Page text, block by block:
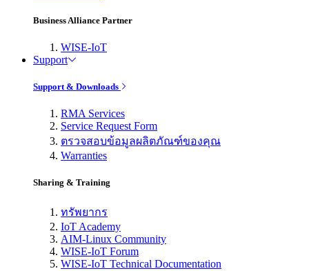
Business Alliance Partner
WISE-IoT
Support
Support & Downloads
RMA Services
Service Request Form
ตรวจสอบข้อมูลผลิตภัณฑ์ของคุณ
Warranties
Sharing & Training
ทรัพยากร
IoT Academy
AIM-Linux Community
WISE-IoT Forum
WISE-IoT Technical Documentation